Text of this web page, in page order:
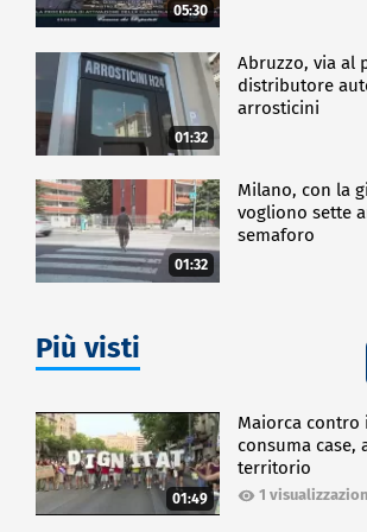
chi desidera lasciare un segno nel
affari.
CRONACA
05:30
01:32
Abruzzo, via al
distributore
arrosticini
01:32
Milano, con la
vogliono sette
semaforo
Più visti
01:49
Maiorca contro
consuma case,
territorio
1